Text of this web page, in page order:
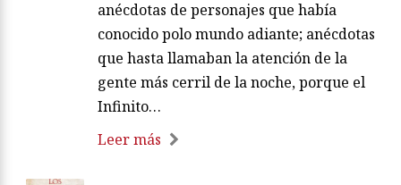
anécdotas de personajes que había
conocido polo mundo adiante; anécdotas
que hasta llamaban la atención de la
gente más cerril de la noche, porque el
Infinito…
Leer más